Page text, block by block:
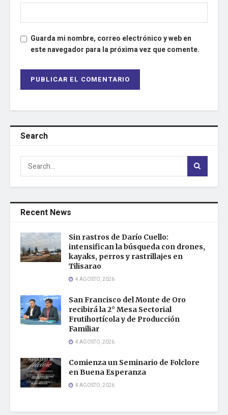
Guarda mi nombre, correo electrónico y web en
este navegador para la próxima vez que comente.
Search
Recent News
Sin rastros de Darío Cuello:
intensifican la búsqueda con drones,
kayaks, perros y rastrillajes en
Tilisarao
4 AGOSTO, 2026
San Francisco del Monte de Oro
recibirá la 2° Mesa Sectorial
Frutihortícola y de Producción
Familiar
4 AGOSTO, 2026
Comienza un Seminario de Folclore
en Buena Esperanza
4 AGOSTO, 2026